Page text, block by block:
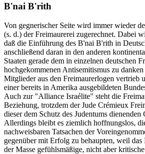
B'nai B'rith
Von gegnerischer Seite wird immer wieder
(s. d.) der Freimaurerei zugerechnet. Dabei
daß die Einführung des B'nai B'rith in
anschließend daran in den anderen
Staaten gerade dem in einzelnen deutschen
hochgekommenen Antisemitismus zu
Mitglieder aus den Freimaurerlogen vertrieb
einer bereits in Amerika ausgebildeten
Auch zur "Alliance Israélite" steht die
Beziehung, trotzdem der Jude Crémieux
dieser dem Schutz des Judentums dienenden
Allerdings bleibt es ziemlich hoffnungslos,
nachweisbaren Tatsachen der
gegenüber mit Erfolg zu behaupten, weil das
der Masse gefühlsmäßige, nicht aber